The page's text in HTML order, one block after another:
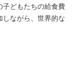
子どもたちの給食費
しながら、世界的な